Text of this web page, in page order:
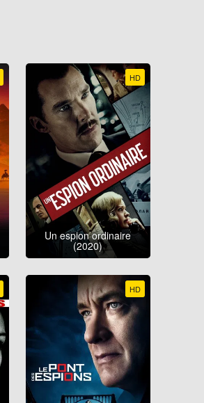
HD
Un espion ordinaire
(2020)
HD